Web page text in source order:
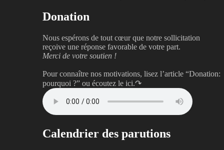
Donation
Nous espérons de tout cœur que notre sollicitation
reçoive une réponse favorable de votre part.
Merci de votre soutien !
Pour connaître nos motivations, lisez l’article “Donation:
pourquoi ?” ou écoutez le ici.↷
Calendrier des parutions